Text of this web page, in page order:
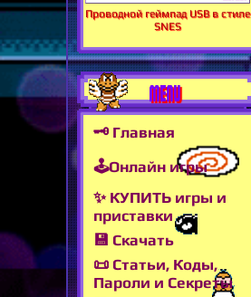
Проводной геймпад USB в стиле
SNES
MENU
🗝 Главная
🕹Онлайн игры
✨ КУПИТЬ игры и
приставки
💾 Скачать
📜 Статьи, Коды,
Пароли и Секреты